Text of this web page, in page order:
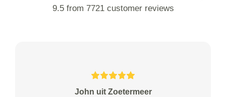
9.5 from 7721 customer reviews
John uit Zoetermeer